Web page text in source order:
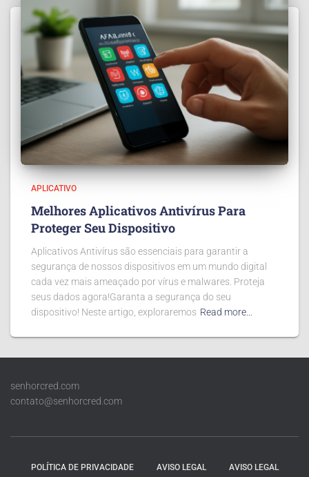
APLICATIVO
Melhores Aplicativos Antivírus Para
Proteger Seu Dispositivo
Aplicativos Antivírus são essenciais para garantir a
segurança de nossos dispositivos em um mundo digital
cada vez mais ameaçado por vírus e malwares. Proteja
seus dados agora!Garanta a segurança do seu
dispositivo! Neste artigo, exploraremos Read more…
senhorcred.com
contato@senhorcred.com
POLÍTICA DE PRIVACIDADE AVISO LEGAL AVISO LEGAL